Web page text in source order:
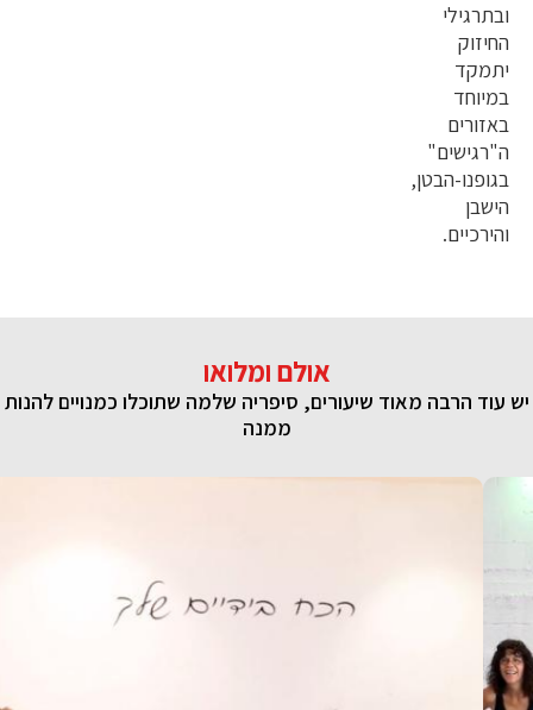
ובתרגילי
החיזוק
יתמקד
במיוחד
באזורים
ה"רגישים"
בגופנו-הבטן,
הישבן
והירכיים.
אולם ומלואו
יש עוד הרבה מאוד שיעורים, סיפריה שלמה שתוכלו כמנויים להנות
ממנה